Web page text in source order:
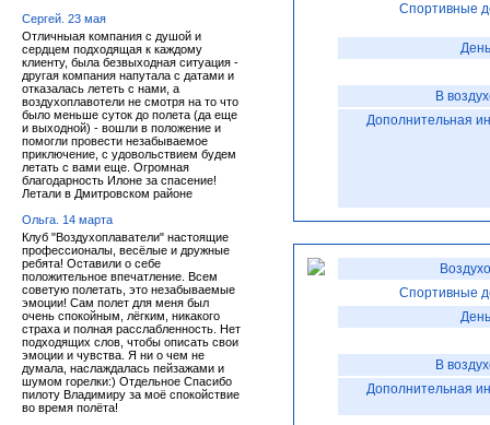
Сергей. 23 мая
Отличныая компания с душой и
сердцем подходящая к каждому
клиенту, была безвыходная ситуация -
другая компания напутала с датами и
отказалась лететь с нами, а
воздухоплавотели не смотря на то что
было меньше суток до полета (да еще
и выходной) - вошли в положение и
помогли провести незабываемое
приключение, с удовольствием будем
летать с вами еще. Огромная
благодарность Илоне за спасение!
Летали в Дмитровском районе
Ольга. 14 марта
Клуб "Воздухоплаватели" настоящие
профессионалы, весёлые и дружные
ребята! Оставили о себе
положительное впечатление. Всем
советую полетать, это незабываемые
эмоции! Сам полет для меня был
очень спокойным, лёгким, никакого
страха и полная расслабленность. Нет
подходящих слов, чтобы описать свои
эмоции и чувства. Я ни о чем не
думала, наслаждалась пейзажами и
шумом горелки:) Отдельное Спасибо
пилоту Владимиру за моё спокойствие
во время полёта!
Спортивные
В
Дополнительная
Спортивные
В
Дополнительная